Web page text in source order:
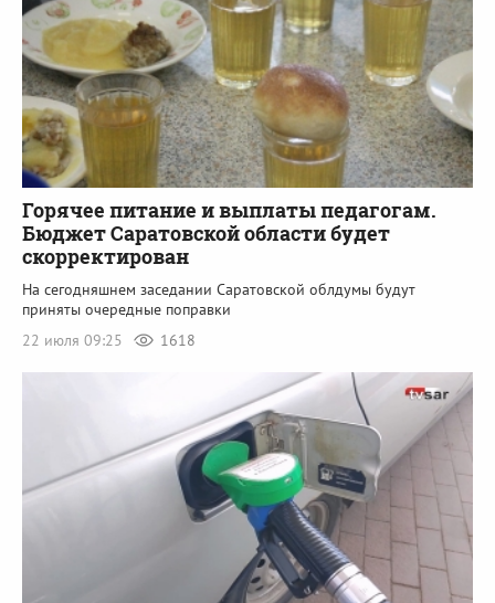
Горячее питание и выплаты педагогам.
Бюджет Саратовской области будет
скорректирован
На сегодняшнем заседании Саратовской облдумы будут
приняты очередные поправки
22 июля 09:25
1618